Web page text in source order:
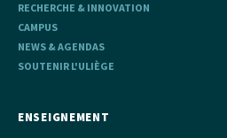
RECHERCHE & INNOVATION
CAMPUS
NEWS & AGENDAS
SOUTENIR L'ULIÈGE
ENSEIGNEMENT